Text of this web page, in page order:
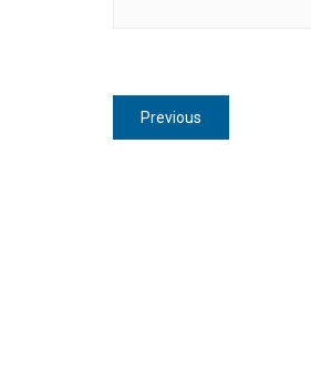
Navegação
de
Previous
post: